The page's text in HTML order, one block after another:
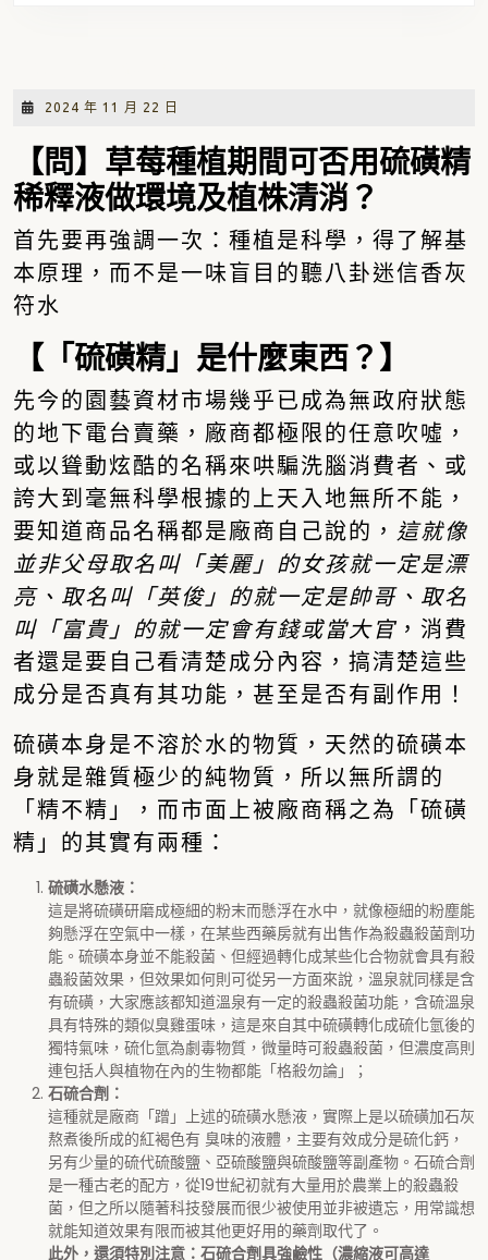
2024 年 11 月 22 日
11
月
22
日
【問】 草莓種植期間可否用硫磺精
稀釋液做環境及植株清消？
首先要再強調一次：種植是科學，得了解基
本原理，而不是一味盲目的聽八卦迷信香灰
符水
【「硫磺精」是什麼東西？】
先今的園藝資材市場幾乎已成為無政府狀態
的地下電台賣藥，廠商都極限的任意吹噓，
或以聳動炫酷的名稱來哄騙洗腦消費者、或
誇大到毫無科學根據的上天入地無所不能，
要知道商品名稱都是廠商自己說的， 這就像
並非父母取名叫「美麗」的女孩就一定是漂
亮、取名叫「英俊」的就一定是帥哥、取名
叫「富貴」的就一定會有錢或當大官，消費
者還是要自己看清楚成分內容，搞清楚這些
成分是否真有其功能，甚至是否有副作用！
硫磺本身是不溶於水的物質，天然的硫磺本
身就是雜質極少的純物質，所以無所謂的
「精不精」，而市面上被廠商稱之為「硫磺
精」的其實有兩種：
硫磺水懸液：
這是將硫磺研磨成極細的粉末而懸浮在水中，就像極細的粉塵能
夠懸浮在空氣中一樣，在某些西藥房就有出售作為殺蟲殺菌劑功
能。硫磺本身並不能殺菌、但經過轉化成某些化合物就會具有殺
蟲殺菌效果，但效果如何則可從另一方面來說，溫泉就同樣是含
有硫磺，大家應該都知道溫泉有一定的殺蟲殺菌功能，含硫溫泉
具有特殊的類似臭雞蛋味，這是來自其中硫磺轉化成硫化氫後的
獨特氣味，硫化氫為劇毒物質，微量時可殺蟲殺菌，但濃度高則
連包括人與植物在內的生物都能「格殺勿論」；
石硫合劑：
這種就是廠商「蹭」上述的硫磺水懸液，實際上是以硫磺加石灰
熬煮後所成的紅褐色有 臭味的液體，主要有效成分是硫化鈣，
另有少量的硫代硫酸鹽、亞硫酸鹽與硫酸鹽等副產物。石硫合劑
是一種古老的配方，從19世紀初就有大量用於農業上的殺蟲殺
菌，但之所以隨著科技發展而很少被使用並非被遺忘，用常識想
就能知道效果有限而被其他更好用的藥劑取代了。
此外，還須特別注意：石硫合劑具強鹼性（濃縮液可高達